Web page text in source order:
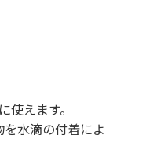
えます。
水滴の付着によ